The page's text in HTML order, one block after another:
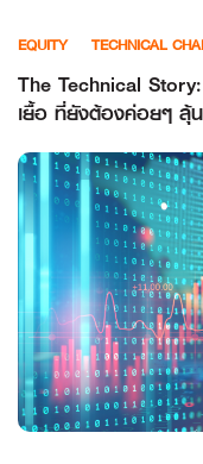
content
EQUITY TECHNICAL
The Technical
เยื้อ ที่ยังต้องค่อยๆ ลุ้